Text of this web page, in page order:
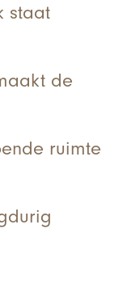
staat
de
ruimte